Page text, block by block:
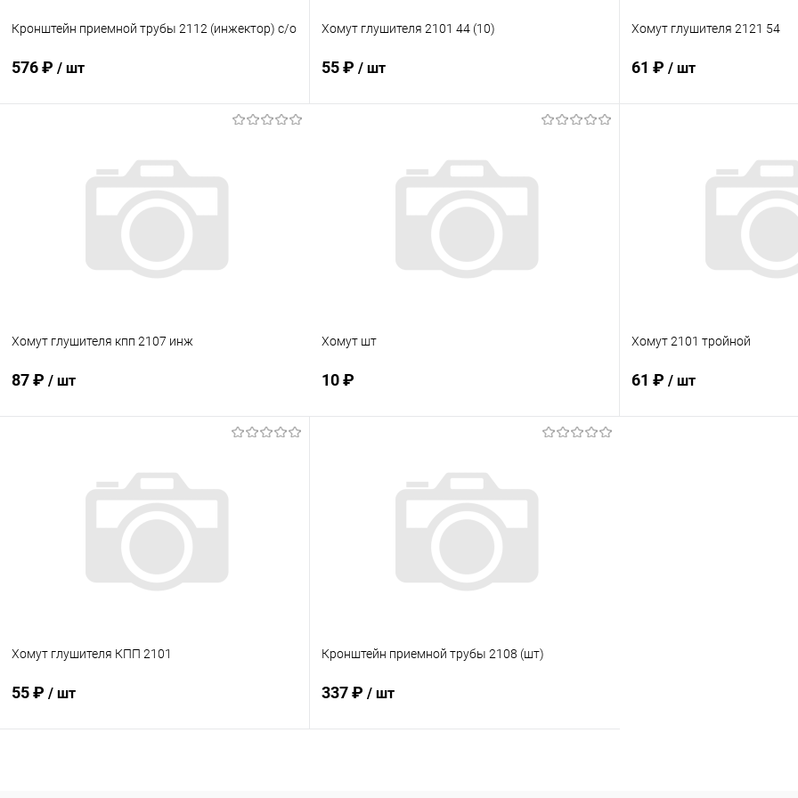
Кронштейн приемной трубы 2112 (инжектор) с/о
576 ₽ / шт
Купить в 1 клик Сравнение
В наличии
Хомут глушителя 2101 44 (10)
55 ₽ / шт
Купить в 1 клик Сравнение
В наличии
Хомут глушителя 2121 54
61 ₽ / шт
Купить в 1 клик
Хомут глушителя кпп 2107 инж
87 ₽ / шт
Купить в 1 клик Сравнение
В наличии
Хомут шт
10 ₽
Купить в 1 клик Сравнение
Под заказ
Хомут 2101 тройной
61 ₽ / шт
Хомут глушителя КПП 2101
55 ₽ / шт
Кронштейн приемной трубы 2108 (шт)
337 ₽ / шт